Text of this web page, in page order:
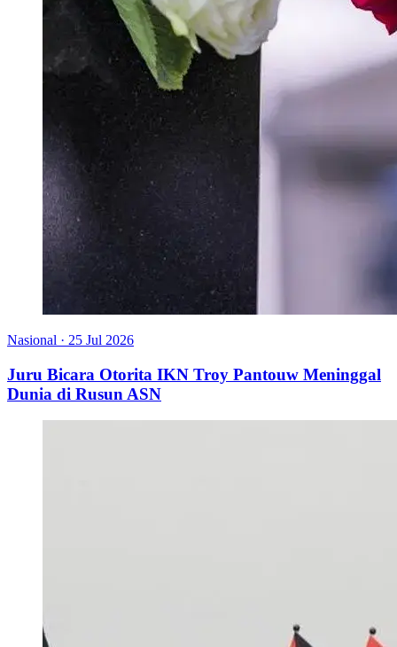
Nasional · 25 Jul 2026
Juru Bicara Otorita IKN Troy Pantouw Meninggal
Dunia di Rusun ASN